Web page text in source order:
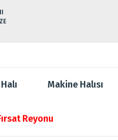
Makine Halısı
Reyonu